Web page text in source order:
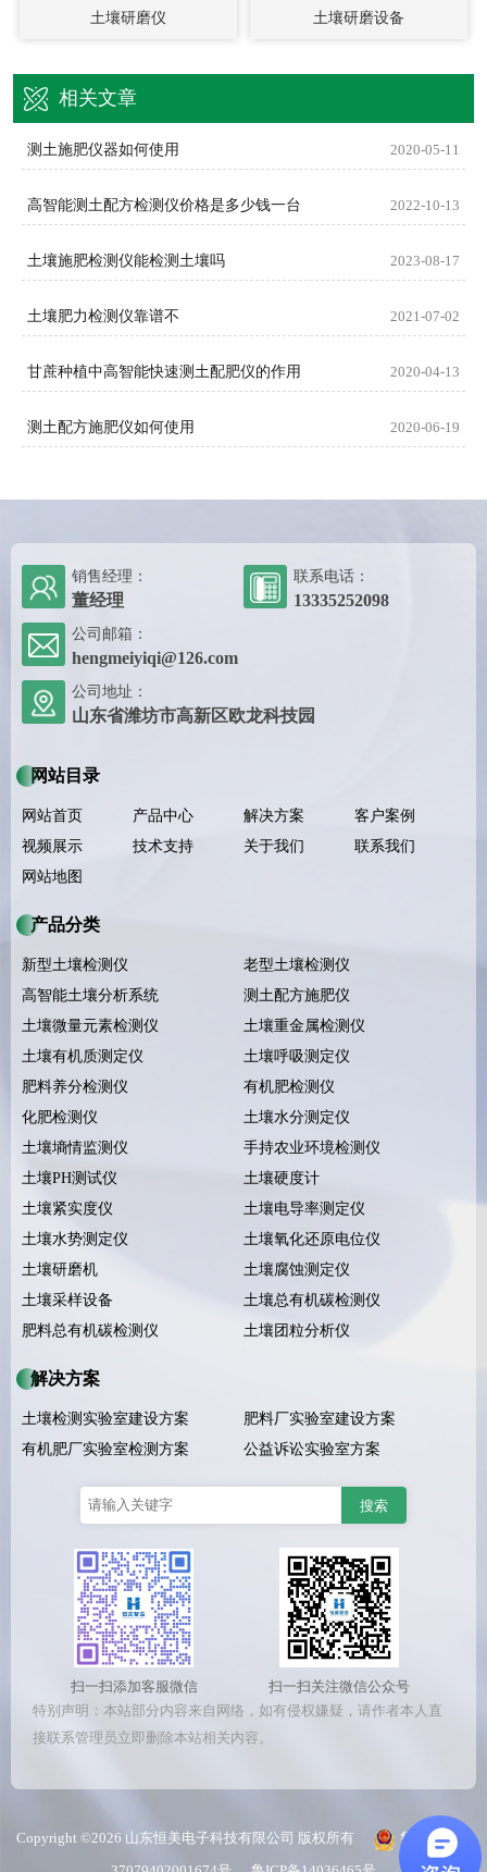
土壤研磨仪 土壤研磨设备
相关文章
测土施肥仪器如何使用 2020-05-11
高智能测土配方检测仪价格是多少钱一台 2022-10-13
土壤施肥检测仪能检测土壤吗 2023-08-17
土壤肥力检测仪靠谱不 2021-07-02
甘蔗种植中高智能快速测土配肥仪的作用 2020-04-13
测土配方施肥仪如何使用 2020-06-19
销售经理：
董经理
联系电话：
13335252098
公司邮箱：
hengmeiyiqi@126.com
公司地址：
山东省潍坊市高新区欧龙科技园
网站目录
网站首页 产品中心 解决方案
客户案例
视频展示
技术支持 关于我们
联系我们
网站地图
产品分类
新型土壤检测仪
老型土壤检测仪
高智能土壤分析系统
测土配方施肥仪
土壤微量元素检测仪
土壤重金属检测仪
土壤有机质测定仪
土壤呼吸测定仪
肥料养分检测仪
有机肥检测仪
化肥检测仪
土壤水分测定仪
土壤墒情监测仪
手持农业环境检测仪
土壤PH测试仪
土壤硬度计
土壤紧实度仪
土壤电导率测定仪
土壤水势测定仪
土壤氧化还原电位仪
土壤研磨机
土壤腐蚀测定仪
土壤采样设备
土壤总有机碳检测仪
肥料总有机碳检测仪
土壤团粒分析仪
解决方案
土壤检测实验室建设方案
肥料厂实验室建设方案
有机肥厂实验室检测方案
公益诉讼实验室方案
扫一扫添加客服微信
扫一扫关注微信公众号
特别声明：本站部分内容来自网络，如有侵权嫌疑，请作者本人直
接联系管理员立即删除本站相关内容。
Copyright ©2026 山东恒美电子科技有限公司 版权所有
鲁公网安备